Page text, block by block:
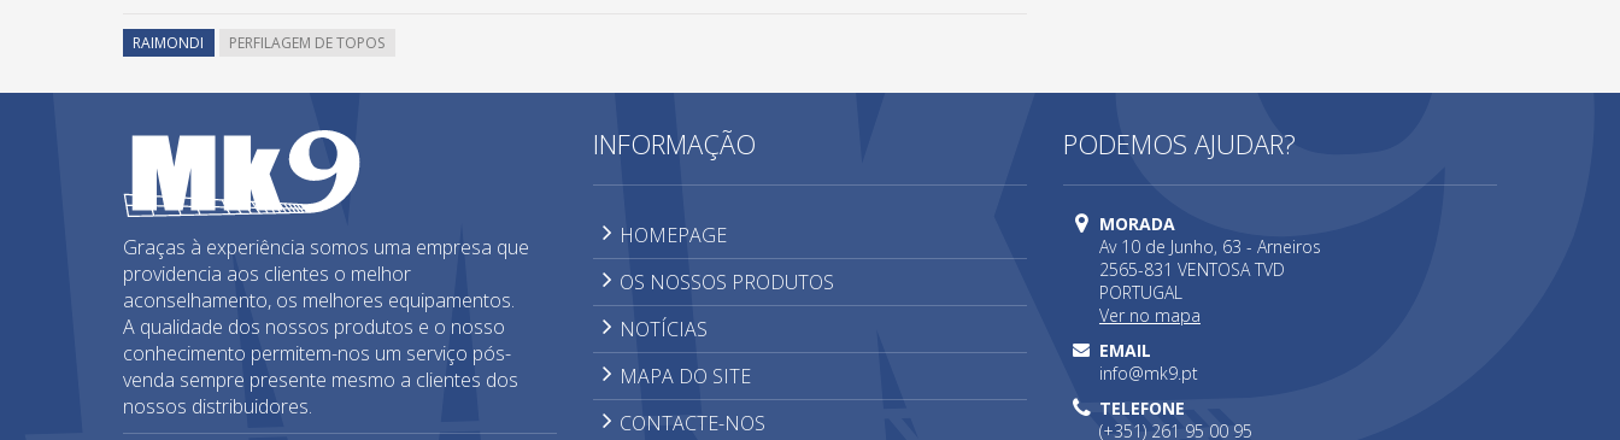
RAIMONDI PERFILAGEM DE TOPOS
Graças à experiência somos uma empresa que
providencia aos clientes o melhor
aconselhamento, os melhores equipamentos.
A qualidade dos nossos produtos e o nosso
conhecimento permitem-nos um serviço pós-
venda sempre presente mesmo a clientes dos
nossos distribuidores.
INFORMAÇÃO
HOMEPAGE
OS NOSSOS PRODUTOS
NOTÍCIAS
MAPA DO SITE
CONTACTE-NOS
PODEMOS AJUDAR?
MORADA
Av 10 de Junho, 63 - Arneiros
2565-831 VENTOSA TVD
PORTUGAL
Ver no mapa
EMAIL
info@mk9.pt
TELEFONE
(+351) 261 95 00 95